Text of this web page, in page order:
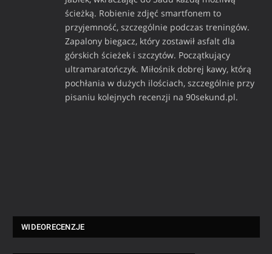
ścieżką. Robienie zdjęć smartfonem to
przyjemność, szczególnie podczas treningów.
Zapalony biegacz, który zostawił asfalt dla
górskich ścieżek i szczytów. Początkujący
ultramaratończyk. Miłośnik dobrej kawy, którą
pochłania w dużych ilościach, szczególnie przy
pisaniu kolejnych recenzji na 90sekund.pl.
WIDEORECENZJE